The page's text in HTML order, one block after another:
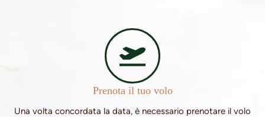
Prenota il tuo volo
Una volta concordata la data, è necessario prenotare il volo